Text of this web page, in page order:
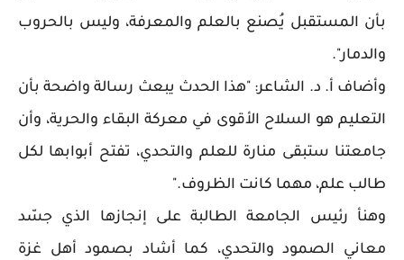
بأن المستقبل يُصنع بالعلم والمعرفة، وليس بالحروب
والدمار".
وأضاف أ. د. الشاعر: "هذا الحدث يبعث رسالة واضحة بأن
التعليم هو السلاح الأقوى في معركة البقاء والحرية، وأن
جامعتنا ستبقى منارة للعلم والتحدي، تفتح أبوابها لكل
طالب علم، مهما كانت الظروف."
وهنأ رئيس الجامعة الطالبة على إنجازها الذي جسّد
معاني الصمود والتحدي، كما أشاد بصمود أهل غزة